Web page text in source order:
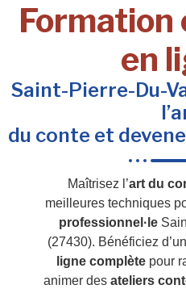
Formation
en
Saint-Pierre-Du-
du conte et
Maîtrisez l’art du
meilleures techniques
professionnel·le
(27430). Bénéficiez
ligne complète pour
animer desateliers